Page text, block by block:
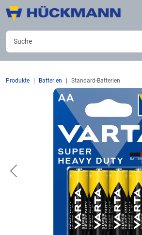
Produkte Batterien Standard-Batterien
Previous